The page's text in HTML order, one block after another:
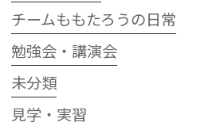
チームももたろうの日常
勉強会・講演会
未分類
見学・実習